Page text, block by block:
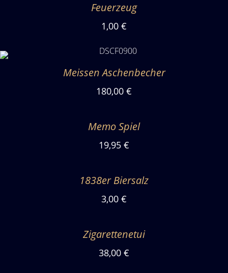
Feuerzeug
1,00 €
Meissen Aschenbecher
180,00 €
Memo Spiel
19,95 €
1838er Biersalz
3,00 €
Zigarettenetui
38,00 €